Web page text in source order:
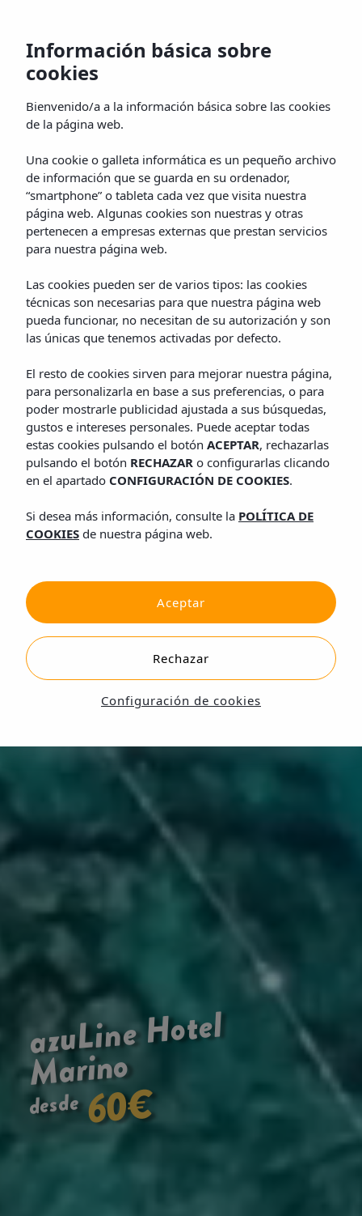
Inicio Habitaciones
azuLineHotel
Marino
desde60€
Información básica sobre
cookies
Bienvenido/a a la información básica sobre las cookies
de la página web.
Una cookie o galleta informática es un pequeño archivo
de información que se guarda en su ordenador,
“smartphone” o tableta cada vez que visita nuestra
página web. Algunas cookies son nuestras y otras
pertenecen a empresas externas que prestan servicios
para nuestra página web.
Las cookies pueden ser de varios tipos: las cookies
técnicas son necesarias para que nuestra página web
pueda funcionar, no necesitan de su autorización y son
las únicas que tenemos activadas por defecto.
El resto de cookies sirven para mejorar nuestra página,
para personalizarla en base a sus preferencias, o para
poder mostrarle publicidad ajustada a sus búsquedas,
gustos e intereses personales. Puede aceptar todas
estas cookies pulsando el botón ACEPTAR, rechazarlas
pulsando el botón RECHAZAR o configurarlas clicando
en el apartado CONFIGURACIÓN DE COOKIES.
Si desea más información, consulte la POLÍTICA DE
COOKIES de nuestra página web.
Configuración de cookies
Rechazar
Aceptar